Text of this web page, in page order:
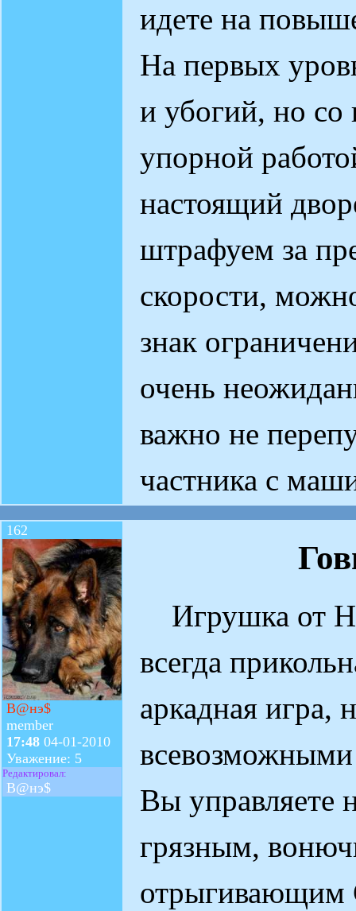
идете на
На первых
и убогий, но со
упорной
настоящий
штрафуем за
скорости,
знак
очень
важно не
частника с
162
В@нэ$
member
17:48 04-01-2010
Уважение: 5
Редактировал:
В@нэ$
Игрушка от
всегда
аркадная игра,
Вы управляете
грязным,
отрыгивающим